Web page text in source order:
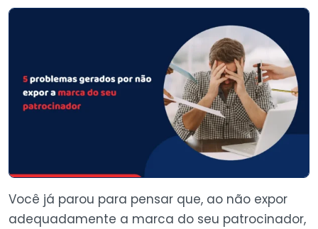
Você já parou para pensar que, ao não expor
adequadamente a marca do seu patrocinador,